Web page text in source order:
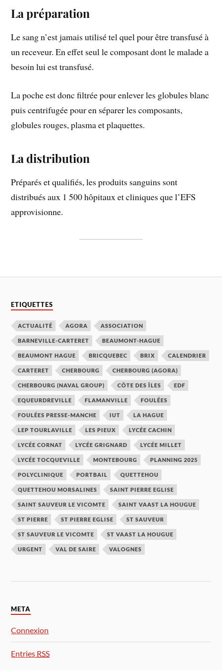
La préparation
Le sang n’est jamais utilisé tel quel pour être transfusé à
un receveur. En effet seul le composant dont le malade a
besoin lui est transfusé.
La poche est donc filtrée pour enlever les globules blanc
puis centrifugée pour en séparer les composants,
globules rouges, plasma et plaquettes.
La distribution
Préparés et qualifiés, les produits sanguins sont
distribués aux 1 500 hôpitaux et cliniques que l’EFS
approvisionne.
ETIQUETTES
ACTUALITÉ AGORA ASSOCIATION
BARNEVILLE-CARTERET BEAUMONT-HAGUE
BEAUMONT HAGUE BRICQUEBEC BRIX CALENDRIER
CARTERET CHERBOURG CHERBOURG (AGORA)
CHERBOURG (NAVAL GROUP) CÔTE DES ÎLES EDF
EQUEURDREVILLE FLAMANVILLE FOULÉES
FOULÉES PRESSE-MANCHE IUT LA HAGUE
LEP TOURLAVILLE LES PIEUX LYCÉE CACHIN
LYCÉE CORNAT LYCÉE GRIGNARD LYCÉE MILLET
LYCÉE TOCQUEVILLE MONTEBOURG PLANNING 2025
POLYCLINIQUE PORTBAIL QUETTEHOU
QUETTEHOU MORSALINES SAINT PIERRE EGLISE
SAINT SAUVEUR LE VICOMTE SAINT VAAST LA HOUGUE
ST PIERRE ST PIERRE EGLISE ST SAUVEUR
ST SAUVEUR LE VICOMTE ST VAAST LA HOUGUE
URGENT VAL DE SAIRE VALOGNES
META
Connexion
Entries RSS